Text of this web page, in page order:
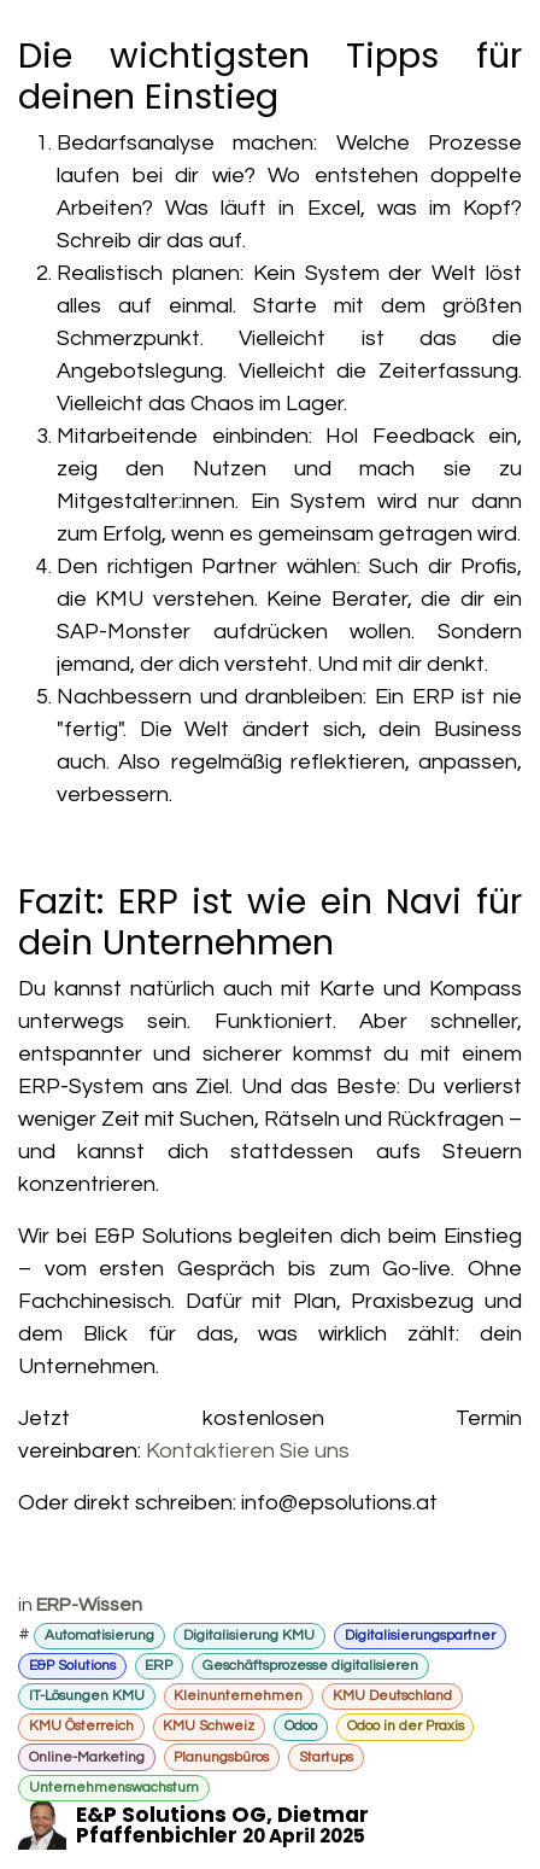
Die wichtigsten Tipps für
deinen Einstieg
Bedarfsanalyse machen: Welche Prozesse
laufen bei dir wie? Wo entstehen doppelte
Arbeiten? Was läuft in Excel, was im Kopf?
Schreib dir das auf.
Realistisch planen: Kein System der Welt löst
alles auf einmal. Starte mit dem größten
Schmerzpunkt. Vielleicht ist das die
Angebotslegung. Vielleicht die Zeiterfassung.
Vielleicht das Chaos im Lager.
Mitarbeitende einbinden: Hol Feedback ein,
zeig den Nutzen und mach sie zu
Mitgestalter:innen. Ein System wird nur dann
zum Erfolg, wenn es gemeinsam getragen wird.
Den richtigen Partner wählen: Such dir Profis,
die KMU verstehen. Keine Berater, die dir ein
SAP-Monster aufdrücken wollen. Sondern
jemand, der dich versteht. Und mit dir denkt.
Nachbessern und dranbleiben: Ein ERP ist nie
"fertig". Die Welt ändert sich, dein Business
auch. Also regelmäßig reflektieren, anpassen,
verbessern.
Fazit: ERP ist wie ein Navi für
dein Unternehmen
Du kannst natürlich auch mit Karte und Kompass
unterwegs sein. Funktioniert. Aber schneller,
entspannter und sicherer kommst du mit einem
ERP-System ans Ziel. Und das Beste: Du verlierst
weniger Zeit mit Suchen, Rätseln und Rückfragen –
und kannst dich stattdessen aufs Steuern
konzentrieren.
Wir bei E&P Solutions begleiten dich beim Einstieg
– vom ersten Gespräch bis zum Go-live. Ohne
Fachchinesisch. Dafür mit Plan, Praxisbezug und
dem Blick für das, was wirklich zählt: dein
Unternehmen.
Jetzt kostenlosen Termin
vereinbaren: Kontaktieren Sie uns
Oder direkt schreiben: info@epsolutions.at
in ERP-Wissen
#
Automatisierung Digitalisierung KMU
Digitalisierungspartner
E&P Solutions
ERP
Geschäftsprozesse digitalisieren
IT-Lösungen KMU
Kleinunternehmen
KMU Deutschland
KMU Österreich
KMU Schweiz Odoo
Odoo in der Praxis
Online-Marketing
Planungsbüros
Startups
Unternehmenswachstum
E&P Solutions OG, Dietmar
Pfaffenbichler 20 April 2025